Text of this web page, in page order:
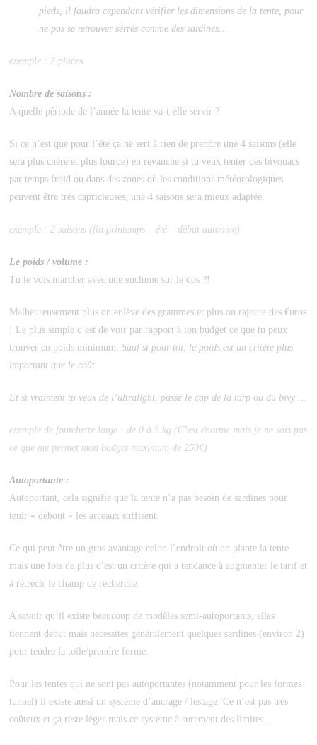
pieds, il faudra cependant vérifier les dimensions de la tente, pour
ne pas se retrouver sérrés comme des sardines…
exemple : 2 places
Nombre de saisons :
A quelle période de l’année la tente va-t-elle servir ?
Si ce n’est que pour l’été ça ne sert à rien de prendre une 4 saisons (elle
sera plus chère et plus lourde) en revanche si tu veux tenter des bivouacs
par temps froid ou dans des zones où les conditions météorologiques
peuvent être très capricieuses, une 4 saisons sera mieux adaptée.
exemple : 2 saisons (fin printemps – été – début automne)
Le poids / volume :
Tu te vois marcher avec une enclume sur le dos ?!
Malheureusement plus on enlève des grammes et plus on rajoute des €uros
! Le plus simple c’est de voir par rapport à ton budget ce que tu peux
trouver en poids minimum.Sauf si pour toi, le poids est un critère plus
important que le coût.
Et si vraiment tu veux de l’ultralight, passe le cap de la tarp ou du bivy …
exemple de fourchette large : de 0 à 3 kg (C’est énorme mais je ne sais pas
ce que me permet mon budget maximum de 250€)
Autoportante :
Autoportant, cela signifie que la tente n’a pas besoin de sardines pour
tenir « debout » les arceaux suffisent.
Ce qui peut être un gros avantage celon l’endroit où on plante la tente
mais une fois de plus c’est un critère qui a tendance à augmenter le tarif et
à rétrécir le champ de recherche.
A savoir qu’il existe beaucoup de modèles semi-autoportants, elles
tiennent debut mais necessites généralement quelques sardines (environ 2)
pour tendre la toile/prendre forme.
Pour les tentes qui ne sont pas autoportantes (notamment pour les formes
tunnel) il existe aussi un système d’ancrage / lestage. Ce n’est pas très
coûteux et ça reste léger mais ce système à surement des limites…